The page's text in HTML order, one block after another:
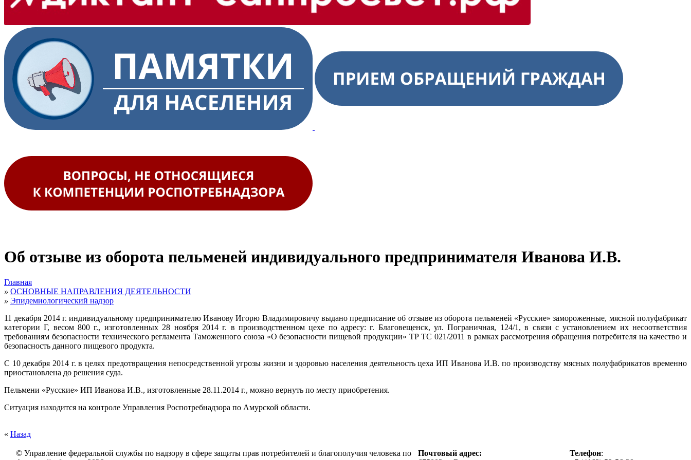
Об отзыве из оборота пельменей индивидуального предпринимателя Иванова И.В.
Главная
» ОСНОВНЫЕ НАПРАВЛЕНИЯ ДЕЯТЕЛЬНОСТИ
» Эпидемиологический надзор
11 декабря 2014 г. индивидуальному предпринимателю Иванову Игорю Владимировичу выдано предписание об отзыве из оборота пельменей «Русские» замороженные, мясной полуфабрикат
категории Г, весом 800 г., изготовленных 28 ноября 2014 г. в производственном цехе по адресу: г. Благовещенск, ул. Пограничная, 124/1, в связи с установлением их несоответствия
требованиям безопасности технического регламента Таможенного союза «О безопасности пищевой продукции» ТР ТС 021/2011 в рамках рассмотрения обращения потребителя на качество и
безопасность данного пищевого продукта.
С 10 декабря 2014 г. в целях предотвращения непосредственной угрозы жизни и здоровью населения деятельность цеха ИП Иванова И.В. по производству мясных полуфабрикатов временно
приостановлена до решения суда.
Пельмени «Русские» ИП Иванова И.В., изготовленные 28.11.2014 г., можно вернуть по месту приобретения.
Ситуация находится на контроле Управления Роспотребнадзора по Амурской области.
« Назад
© Управление федеральной службы по надзору в сфере защиты прав потребителей и благополучия человека по
Почтовый адрес:
Телефон: